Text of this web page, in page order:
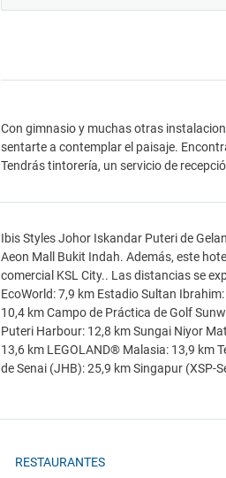
Con gimnasio y muchas otras
sentarte a contemplar el paisaje.
Tendrás tintorería, un servicio de
Ibis Styles Johor Iskandar Puteri de
Aeon Mall Bukit Indah. Además, este
comercial KSL City.. Las distancias se
EcoWorld: 7,9 km Estadio Sultan
10,4 km Campo de Práctica de Golf
Puteri Harbour: 12,8 km Sungai Niyor
13,6 km LEGOLAND® Malasia: 13,9 km
de Senai (JHB): 25,9 km Singapur (XSP-
RESTAURANTES